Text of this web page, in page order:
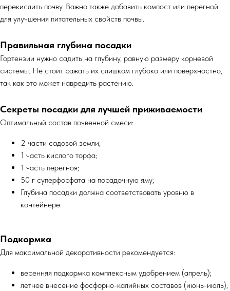
перекислить почву. Важно также добавить компост или перегной
для улучшения питательных свойств почвы.
Правильная глубина посадки
Гортензии нужно садить на глубину, равную размеру корневой
системы. Не стоит сажать их слишком глубоко или поверхностно,
так как это может навредить растению.
Секреты посадки для лучшей приживаемости
Оптимальный состав почвенной смеси:
2 части садовой земли;
1 часть кислого торфа;
1 часть перегноя;
50 г суперфосфата на посадочную яму;
Глубина посадки должна соответствовать уровню в
контейнере.
Подкормка
Для максимальной декоративности рекомендуется:
весенняя подкормка комплексным удобрением (апрель);
летнее внесение фосфорно-калийных составов (июнь-июль);